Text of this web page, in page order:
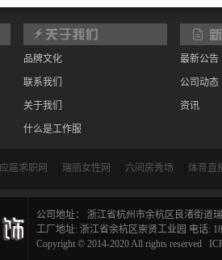
品牌文化
联系我们
关于我们
什么是工作服
最新公告
公司动态
资讯
应届求职网 瑞丽女性网 六间房秀场 体育直
公司地址： 浙江省杭州市余杭区良渚街道
工厂地址: 浙江省余杭区崇贤工业园 电话:
Copyright © 2014-2020 All rights reserved